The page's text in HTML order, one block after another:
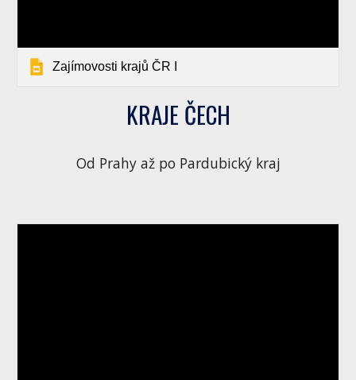
Zajímovosti krajů ČR I
KRAJE ČECH
Od Prahy až po Pardubický kraj